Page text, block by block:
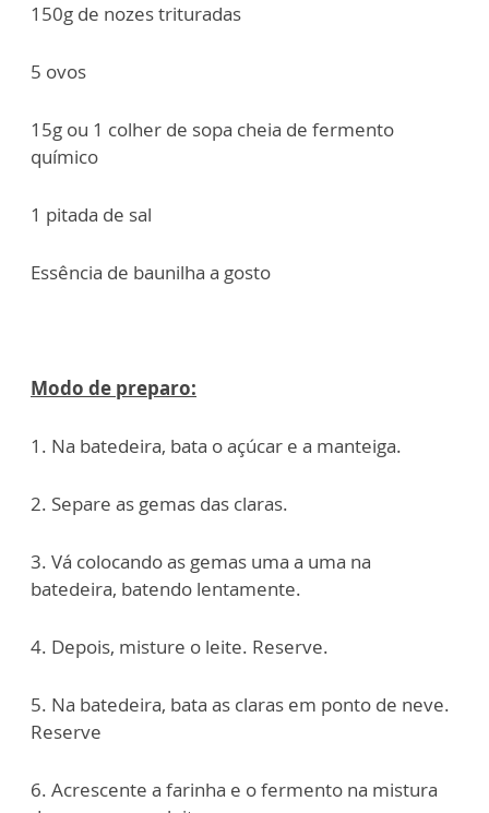
150g de nozes trituradas
5 ovos
15g ou 1 colher de sopa cheia de fermento
químico
1 pitada de sal
Essência de baunilha a gosto
Modo de preparo:
1. Na batedeira, bata o açúcar e a manteiga.
2. Separe as gemas das claras.
3. Vá colocando as gemas uma a uma na
batedeira, batendo lentamente.
4. Depois, misture o leite. Reserve.
5. Na batedeira, bata as claras em ponto de neve.
Reserve
6. Acrescente a farinha e o fermento na mistura